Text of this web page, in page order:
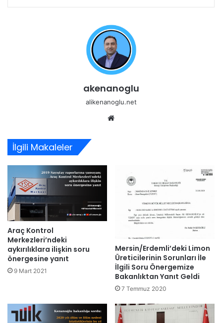
akenanoglu
alikenanoglu.net
İlgili Makaleler
Araç Kontrol
Merkezleri’ndeki
aykırılıklara ilişkin soru
önergesine yanıt
9 Mart 2021
Mersin/Erdemli’deki Limon
Üreticilerinin Sorunları İle
İlgili Soru Önergemize
Bakanlıktan Yanıt Geldi
7 Temmuz 2020